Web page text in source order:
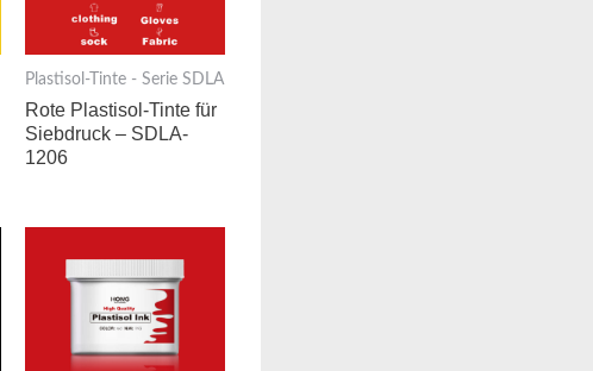
Plastisol-Tinte - Serie SDLA
Rote Plastisol-Tinte für
Siebdruck – SDLA-
1206